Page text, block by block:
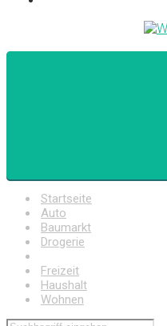
Startseite
Auto
Baumarkt
Drogerie
Freizeit
Haushalt
Wohnen